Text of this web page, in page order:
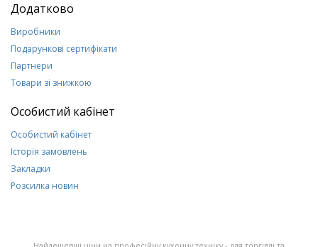
Додатково
Виробники
Подарункові сертифікати
Партнери
Товари зі знижкою
Особистий кабінет
Особистий кабінет
Історія замовлень
Закладки
Розсилка новин